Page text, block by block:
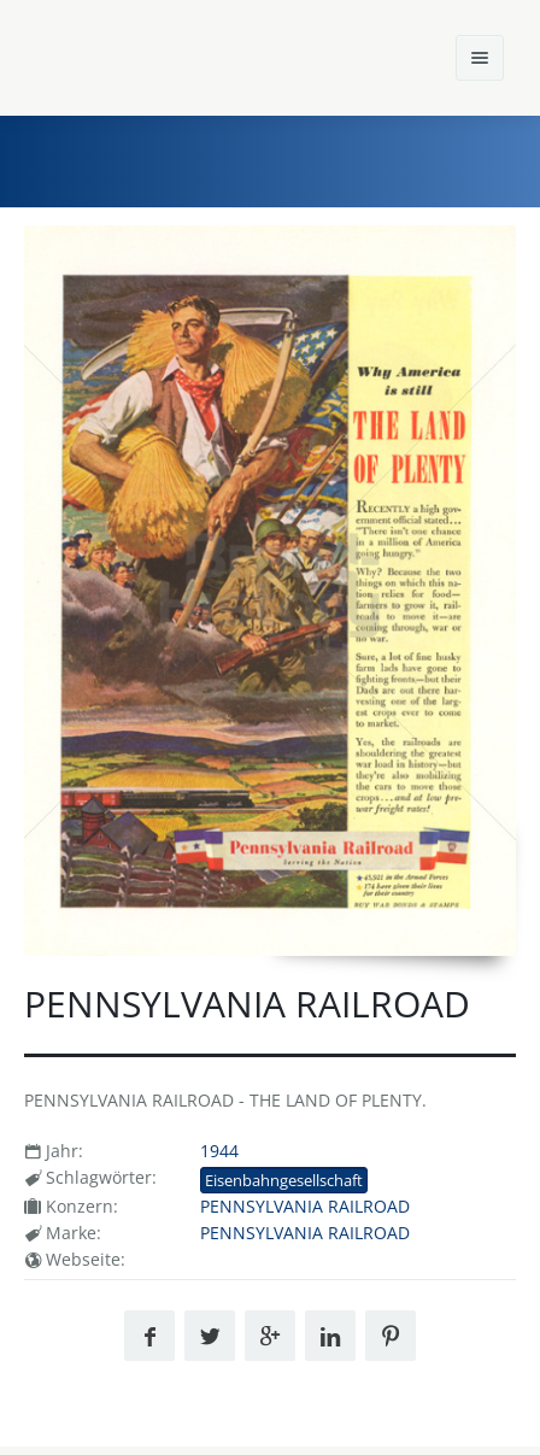
Einst und Heute
Marken
Konzerne
Epoche
PENNSYLVANIA RAILROAD
PENNSYLVANIA RAILROAD - THE LAND OF PLENTY.
Jahr:
1944
Schlagwörter:
Eisenbahngesellschaft
Konzern:
PENNSYLVANIA RAILROAD
Marke:
PENNSYLVANIA RAILROAD
Webseite: